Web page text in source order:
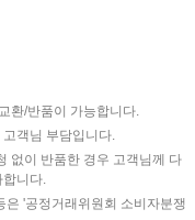
환/반품이 가능합니다.
객님 부담입니다.
없이 반품한 경우 고객님께 다
합니다.
은 '공정거래위원회 소비자분쟁